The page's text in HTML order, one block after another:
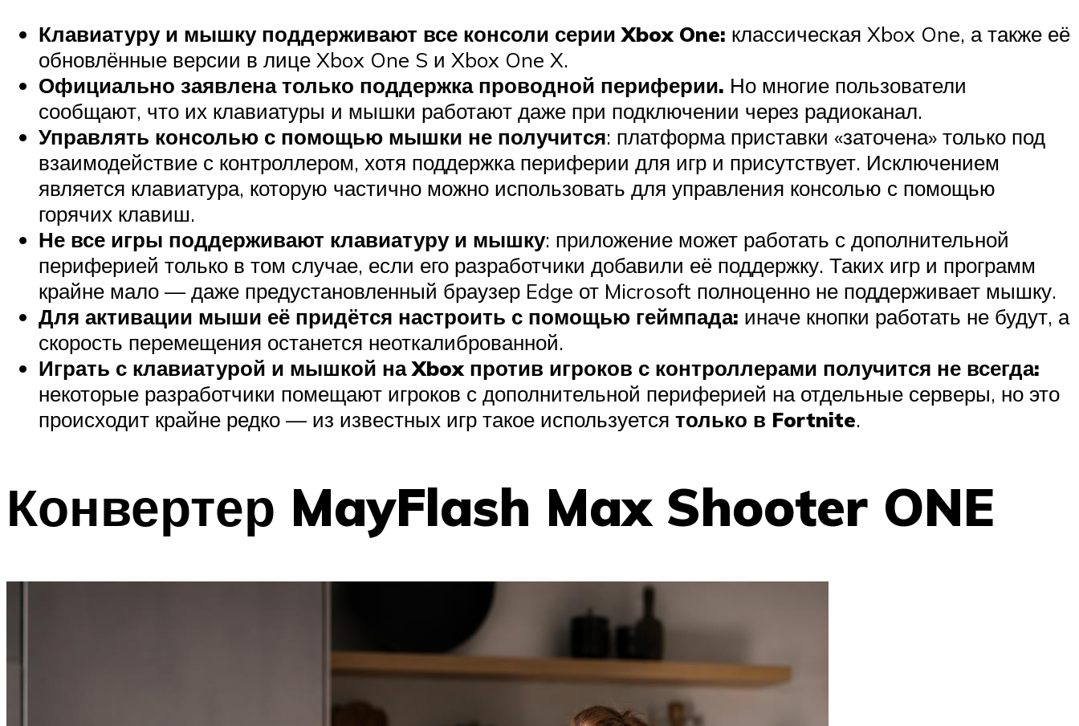
Клавиатуру и мышку поддерживают все консоли серии Xbox One: классическая Xbox One, а также её
обновлённые версии в лице Xbox One S и Xbox One X.
Официально заявлена только поддержка проводной периферии. Но многие пользователи
сообщают, что их клавиатуры и мышки работают даже при подключении через радиоканал.
Управлять консолью с помощью мышки не получится: платформа приставки «заточена» только под
взаимодействие с контроллером, хотя поддержка периферии для игр и присутствует. Исключением
является клавиатура, которую частично можно использовать для управления консолью с помощью
горячих клавиш.
Не все игры поддерживают клавиатуру и мышку: приложение может работать с дополнительной
периферией только в том случае, если его разработчики добавили её поддержку. Таких игр и программ
крайне мало — даже предустановленный браузер Edge от Microsoft полноценно не поддерживает мышку.
Для активации мыши её придётся настроить с помощью геймпада: иначе кнопки работать не будут, а
скорость перемещения останется неоткалиброванной.
Играть с клавиатурой и мышкой на Xbox против игроков с контроллерами получится не всегда:
некоторые разработчики помещают игроков с дополнительной периферией на отдельные серверы, но это
происходит крайне редко — из известных игр такое используется только в Fortnite.
Конвертер MayFlash Max Shooter ONE